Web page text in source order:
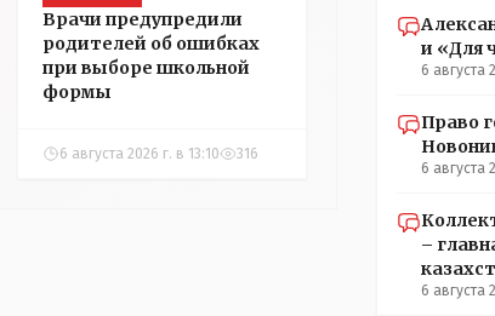
Врачи предупредили
родителей об ошибках
при выборе школьной
формы
6 августа 2026 г. в 13:10 316
и «Для
6 августа
Право
6 августа
–
6 августа